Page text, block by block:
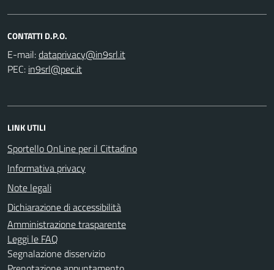
CONTATTI D.P.O.
E-mail:
PEC:
LINK UTILI
Sportello OnLine per il Cittadino
Informativa privacy
Note legali
Dichiarazione di accessibilità
Amministrazione trasparente
Leggi le FAQ
Segnalazione disservizio